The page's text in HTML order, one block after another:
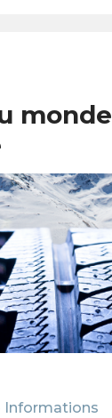
monde
Informations